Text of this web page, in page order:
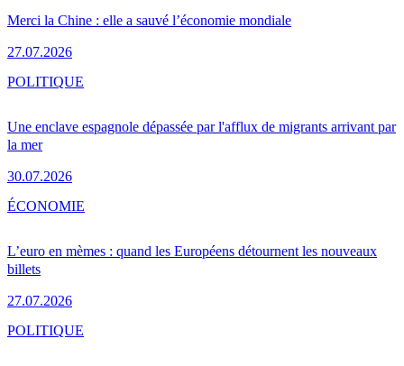
Merci la Chine : elle a sauvé l’économie mondiale
27.07.2026
Une enclave espagnole dépassée par l'afflux de migrants arrivant par
la mer
30.07.2026
POLITIQUE
L’euro en mèmes : quand les Européens détournent les nouveaux
billets
27.07.2026
ÉCONOMIE
POLITIQUE